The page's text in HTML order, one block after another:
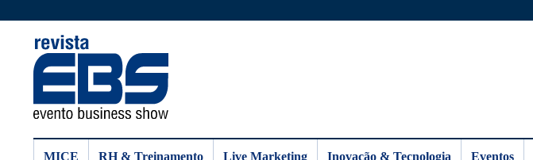
MICE RH & Treinamento Live Marketing Inovação & Tecnologia Eventos